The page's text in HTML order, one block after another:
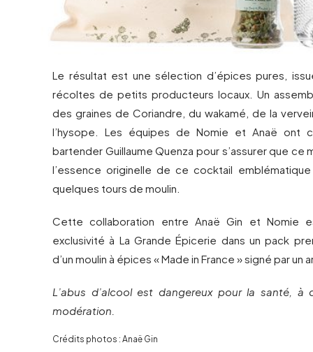
Le résultat est une sélection d’épices pures,
récoltes de petits producteurs locaux. Un
des graines de Coriandre, du wakamé, de la
l’hysope. Les équipes de Nomie et Anaë ont
bartender Guillaume Quenza pour s’assurer que
l’essence originelle de ce cocktail
quelques tours de moulin.
Cette collaboration entre Anaë Gin et Nomie
exclusivité à La Grande Épicerie dans un pack
d’un moulin à épices « Made in France » signé par un
L’abus d’alcool est dangereux pour la santé, à
modération.
Crédits photos : Anaë Gin